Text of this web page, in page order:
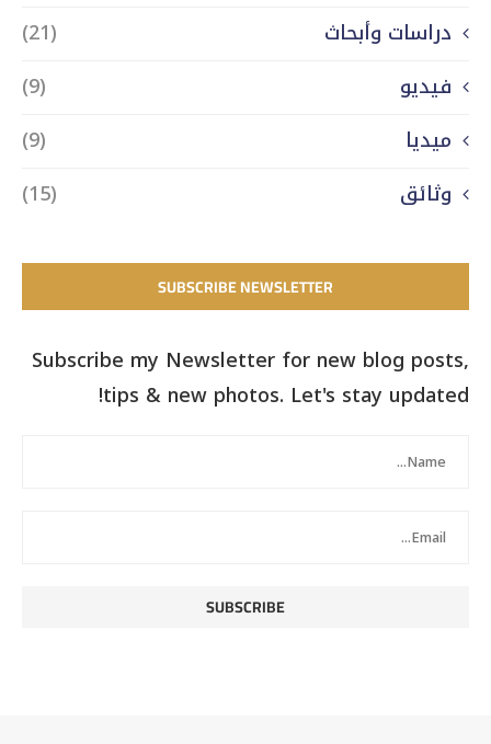
دراسات وأبحاث
(21)
فيديو
(9)
ميديا
(9)
وثائق
(15)
SUBSCRIBE NEWSLETTER
Subscribe my Newsletter for new blog posts,
tips & new photos. Let's stay updated!